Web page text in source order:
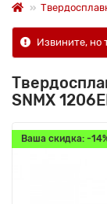
Извините, но
SNMX
Ваша скидка: -